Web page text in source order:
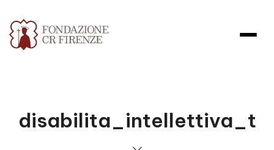
disabilita_intellettiva_t